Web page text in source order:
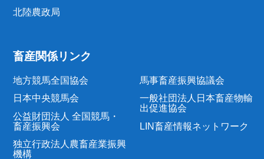
北陸農政局
畜産関係リンク
地方競馬全国協会
日本中央競馬会
公益財団法人 全国競馬・
畜産振興会
独立行政法人農畜産業振興
機構
馬事畜産振興協議会
一般社団法人日本畜産物輸
出促進協会
LIN畜産情報ネットワーク